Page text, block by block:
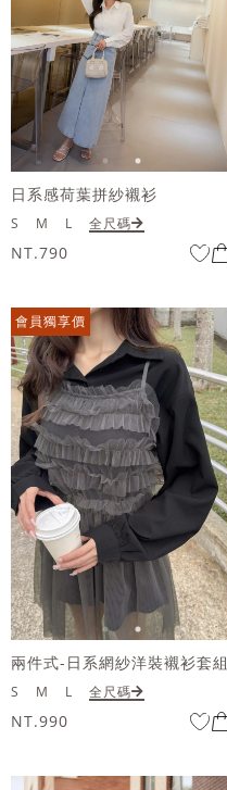
日系感荷葉拼紗襯衫
S M L 全尺碼
NT.790
會員獨享價
兩件式-日系網紗洋裝襯衫套組
S M L 全尺碼
NT.990